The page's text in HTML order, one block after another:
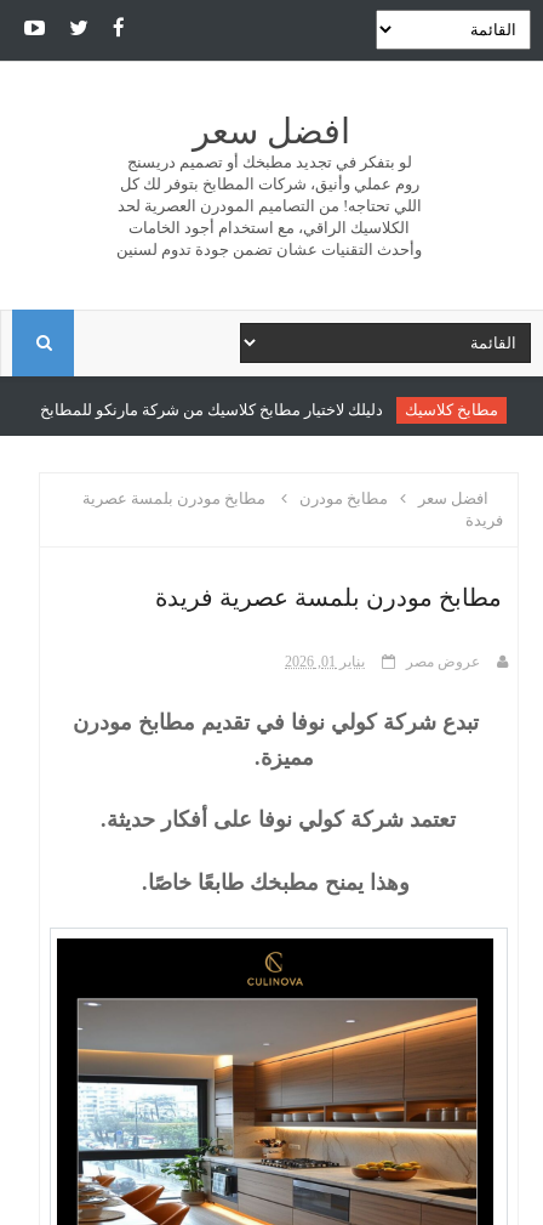
افضل سعر
لو بتفكر في تجديد مطبخك أو تصميم دريسنج
روم عملي وأنيق، شركات المطابخ بتوفر لك كل
اللي تحتاجه! من التصاميم المودرن العصرية لحد
الكلاسيك الراقي، مع استخدام أجود الخامات
وأحدث التقنيات عشان تضمن جودة تدوم لسنين
ا
مطابخ كلاسيك دليلك لاختيار مطابخ كلاسيك من شركة مارنكو للمطابخ
افضل سعر مطابخ مودرن
مطابخ مودرن بلمسة عصرية
فريدة
مطابخ مودرن بلمسة عصرية فريدة
عروض مصر يناير 01, 2026
تبدع شركة كولي نوفا في تقديم مطابخ مودرن
مميزة.
تعتمد شركة كولي نوفا على أفكار حديثة.
وهذا يمنح مطبخك طابعًا خاصًا.